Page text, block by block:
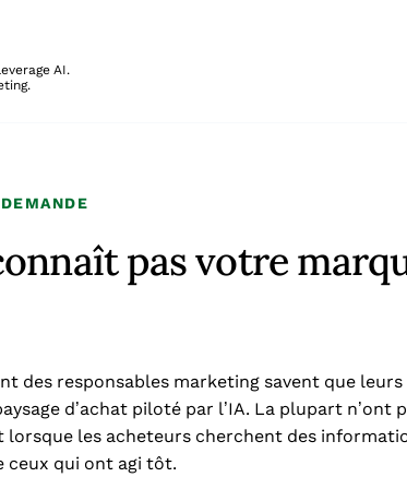
AI.
pas votre
des responsables marketing savent que
d’achat piloté par l’IA. La plupart n’ont
lorsque les acheteurs cherchent des
ceux qui ont agi tôt.